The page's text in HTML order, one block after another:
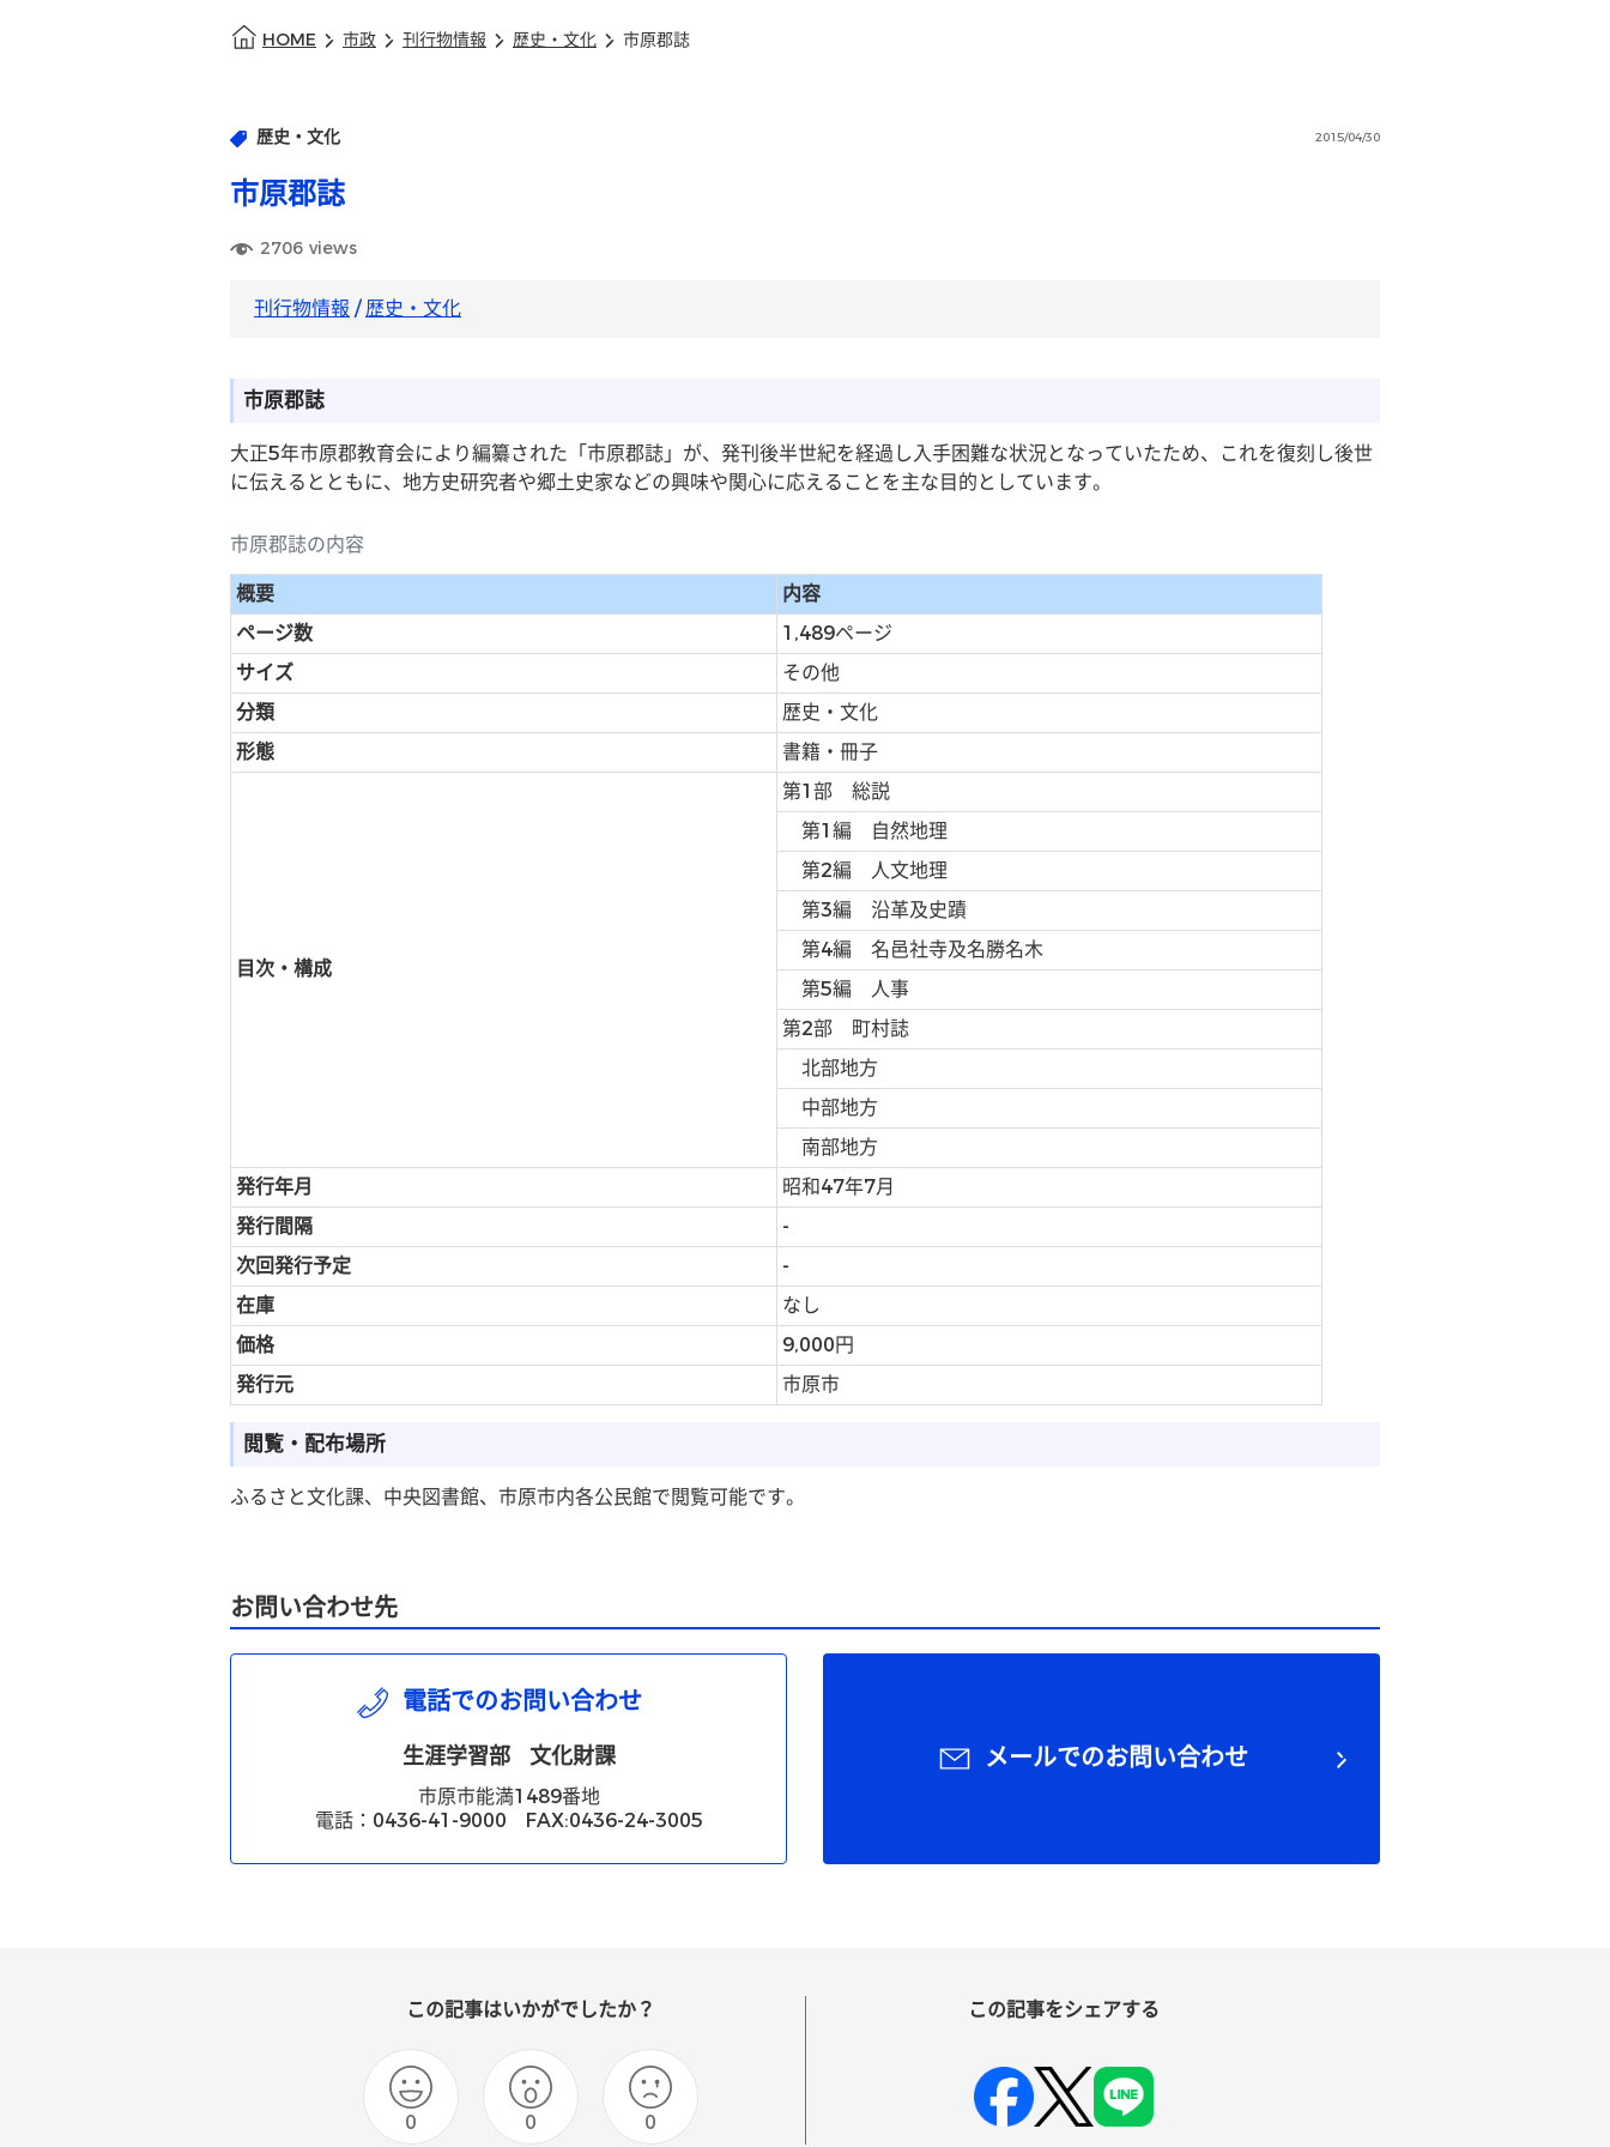
HOME 市政 刊行物情報 歴史・文化 市原郡誌
歴史・文化 2015/04/30
市原郡誌
2706 views
刊行物情報 /歴史・文化
市原郡誌
大正5年市原郡教育会により編纂された「市原郡誌」が、発刊後半世紀を経過し入手困難な状況となっていたため、これを復刻し後世
に伝えるとともに、地方史研究者や郷土史家などの興味や関心に応えることを主な目的としています。
市原郡誌の内容
概要
内容
ページ数
1,489ページ
サイズ
その他
分類
歴史・文化
形態
書籍・冊子
目次・構成
第1部 総説
第1編 自然地理
第2編 人文地理
第3編 沿革及史蹟
第4編 名邑社寺及名勝名木
第5編 人事
第2部 町村誌
北部地方
中部地方
南部地方
発行年月
昭和47年7月
発行間隔
-
次回発行予定
-
在庫
なし
価格
9,000円
発行元
市原市
閲覧・配布場所
ふるさと文化課、中央図書館、市原市内各公民館で閲覧可能です。
お問い合わせ先
電話でのお問い合わせ
生涯学習部 文化財課
市原市能満1489番地
電話：0436-41-9000 FAX:0436-24-3005
メールでのお問い合わせ
この記事はいかがでしたか？
0 0 0
この記事をシェアする